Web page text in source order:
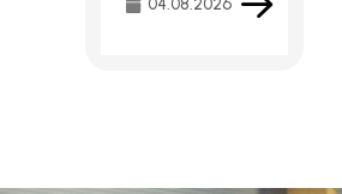
04.08.2026